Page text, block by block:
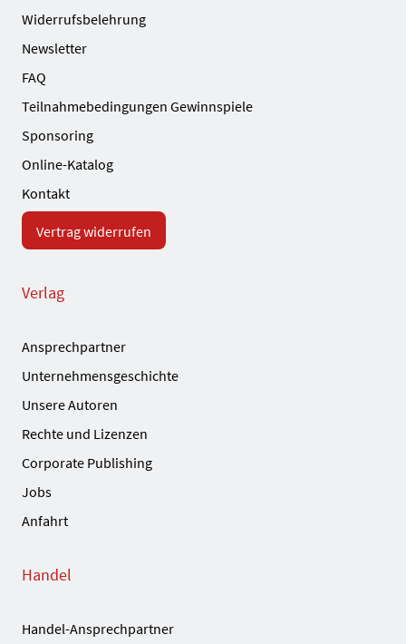
Widerrufsbelehrung
Newsletter
FAQ
Teilnahmebedingungen Gewinnspiele
Sponsoring
Online-Katalog
Kontakt
Vertrag widerrufen
Verlag
Ansprechpartner
Unternehmensgeschichte
Unsere Autoren
Rechte und Lizenzen
Corporate Publishing
Jobs
Anfahrt
Handel
Handel-Ansprechpartner